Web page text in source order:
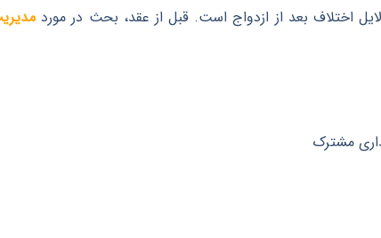
اختلاف بعد از ازدواج است. قبل از عقد، بحث در مورد
مشترک